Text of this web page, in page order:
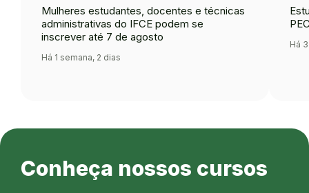
Mulheres estudantes, docentes e técnicas
administrativas do IFCE podem se
inscrever até 7 de agosto
Há 1 semana, 2 dias
Há
Conheça nossos cursos